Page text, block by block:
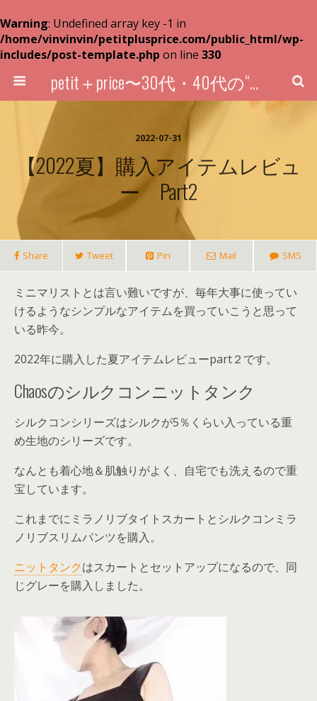
Warning: Undefined array key -1 in
/home/vinvinvin/petitplusprice.com/public_html/wp-
includes/post-template.php on line 330
petit＋price〜30代・40代の“超プチプラ”買い物術〜
2022-07-31
【2022夏】購入アイテムレビュ
ー Part2
Share Tweet Pin Mail SMS
ミニマリストとは言い難いですが、毎年大事に使ってい
けるようなシンプルなアイテムを買っていこうと思って
いる昨今。
2022年に購入した夏アイテムレビューpart２です。
Chaosのシルクコンニットタンク
シルクコンシリーズはシルクが5％くらい入っている重
め生地のシリーズです。
なんとも着心地＆肌触りがよく、自宅でも洗えるので重
宝しています。
これまでにミラノリブタイトスカートとシルクコンミラ
ノリブスリムパンツを購入。
ニットタンクはスカートとセットアップになるので、同
じグレーを購入しました。